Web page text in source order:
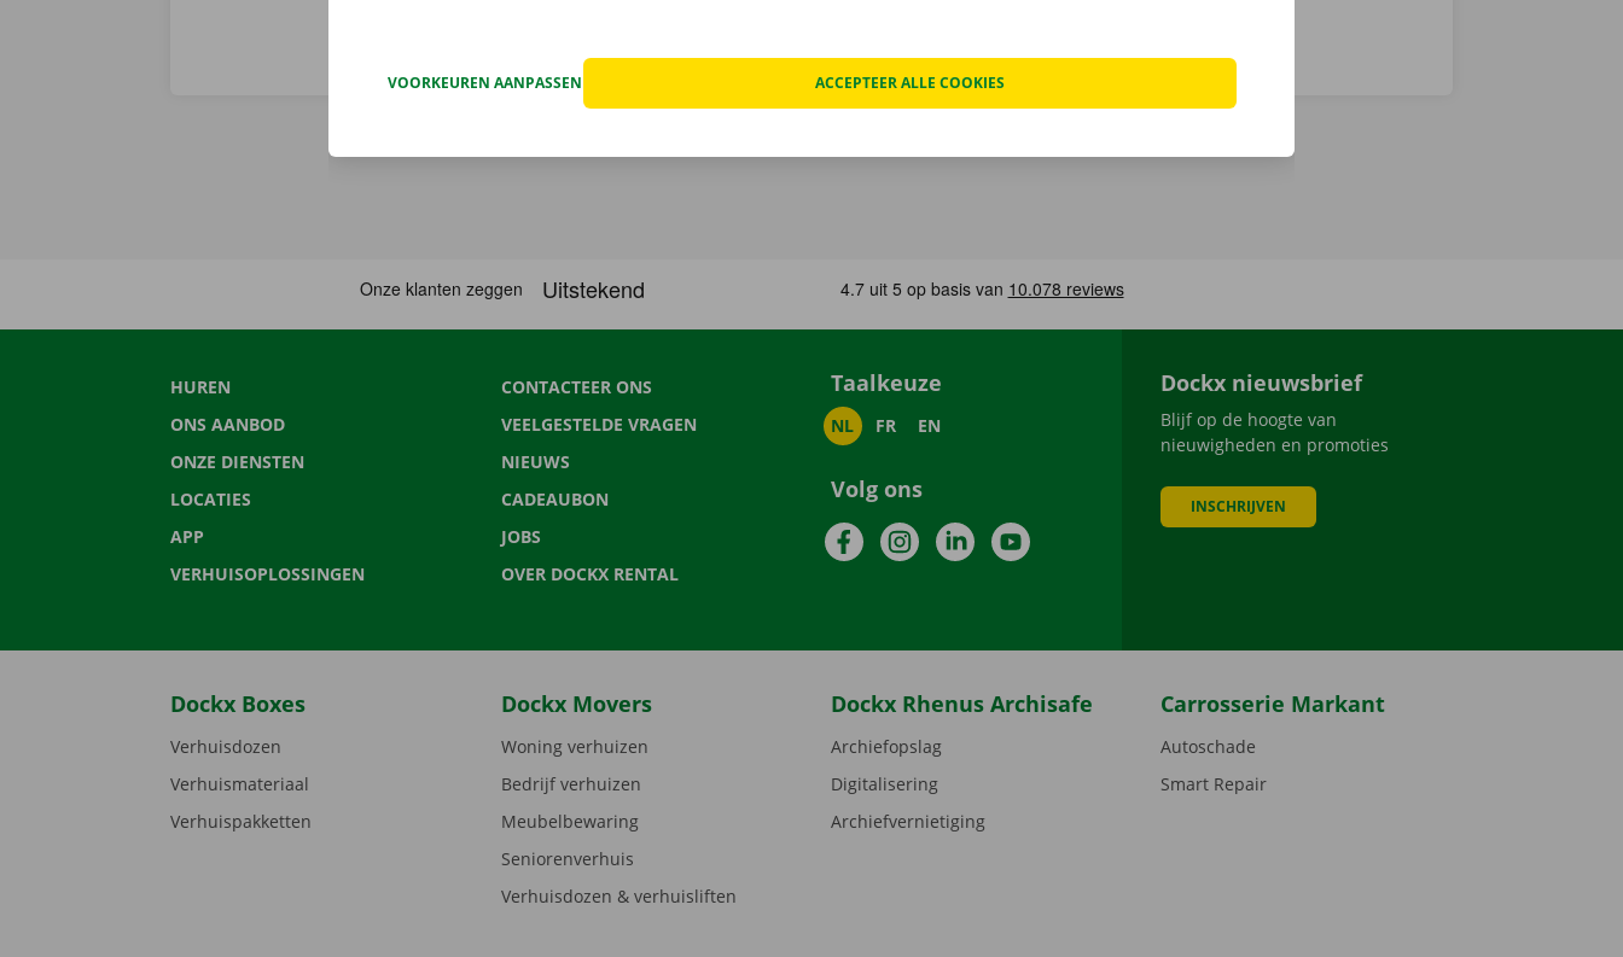
HUREN
ONS AANBOD
ONZE DIENSTEN
LOCATIES
APP
VERHUISOPLOSSINGEN
CONTACTEER ONS
VEELGESTELDE VRAGEN
NIEUWS
CADEAUBON
JOBS
OVER DOCKX RENTAL
Taalkeuze
NL FR EN
Volg ons
FacebookInstagramLinkedInYouTube
Dockx nieuwsbrief
Blijf op de hoogte van
nieuwigheden en promoties
INSCHRIJVEN
Dockx Boxes
Verhuisdozen
Verhuismateriaal
Verhuispakketten
Dockx Movers
Woning verhuizen
Bedrijf verhuizen
Meubelbewaring
Seniorenverhuis
Verhuisdozen & verhuisliften
Dockx Rhenus Archisafe
Archiefopslag
Digitalisering
Archiefvernietiging
Carrosserie Markant
Autoschade
Smart Repair
VOORKEUREN AANPASSEN ACCEPTEER ALLE COOKIES